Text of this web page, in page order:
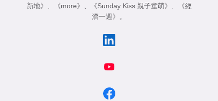
新地》 、 《more》 、 《Sunday Kiss 親子童萌》 、
《經
濟一週》 。